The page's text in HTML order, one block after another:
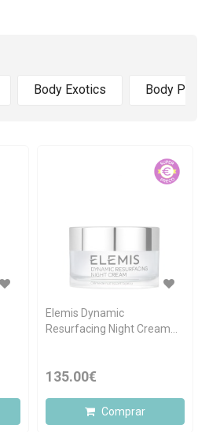
Body Exotics Body
Elemis Dynamic
Resurfacing Night Cream
135.00€
Comprar